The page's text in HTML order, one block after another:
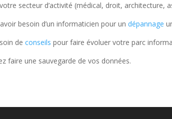
secteur d’activité (médical, droit,
besoin d’un informaticien pour undépannage
deconseils pour faire évoluer votre parc
faire une sauvegarde de vos données.